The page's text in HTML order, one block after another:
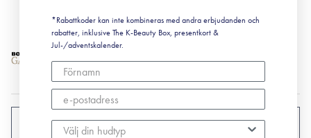
Cookiepolicy
SVERIGE
*Rabattkoder kan inte kombineras med andra erbjudanden och
rabatter, inklusive The K-Beauty Box, presentkort &
Jul-/adventskalender.